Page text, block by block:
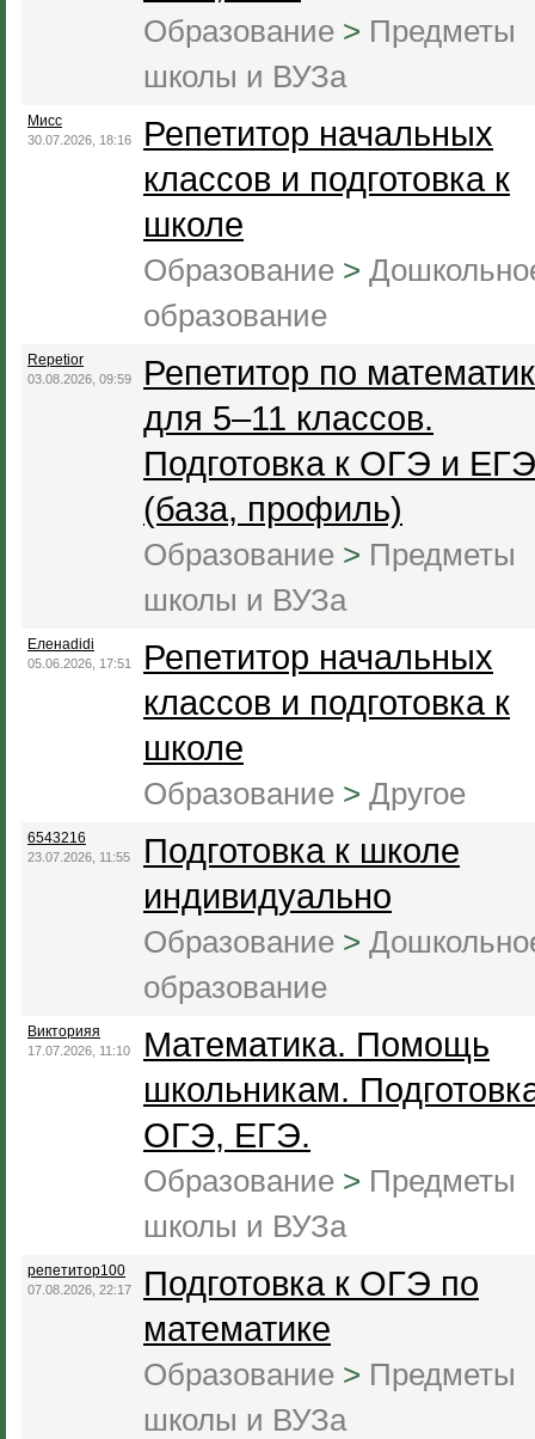
Образование > Предметы
школы и ВУЗа
Мисс
30.07.2026, 18:16
Репетитор начальных
классов и подготовка к
школе
Образование >
образование
Repetior
03.08.2026, 09:59
Репетитор по
для 5–11 классов.
Подготовка к ОГЭ и ЕГЭ
(база, профиль)
Образование > Предметы
школы и ВУЗа
Еленаdidi
05.06.2026, 17:51
Репетитор начальных
классов и подготовка к
школе
Образование > Другое
6543216
23.07.2026, 11:55
Подготовка к школе
индивидуально
Образование >
образование
Викторияя
17.07.2026, 11:10
Математика. Помощь
школьникам.
ОГЭ, ЕГЭ.
Образование > Предметы
школы и ВУЗа
репетитор100
07.08.2026, 22:17
Подготовка к ОГЭ по
математике
Образование > Предметы
школы и ВУЗа